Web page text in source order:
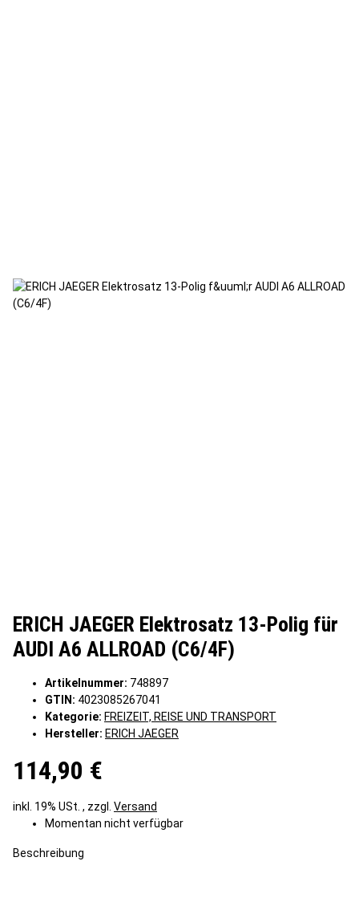
ERICH JAEGER Elektrosatz 13-Polig für
AUDI A6 ALLROAD (C6/4F)
Artikelnummer: 748897
GTIN: 4023085267041
Kategorie: FREIZEIT, REISE UND TRANSPORT
Hersteller: ERICH JAEGER
114,90 €
inkl. 19% USt. , zzgl. Versand
Momentan nicht verfügbar
Beschreibung